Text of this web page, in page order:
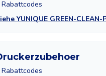
YUNIQUE GREEN-CLEAN-
Rabattcodes